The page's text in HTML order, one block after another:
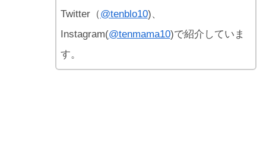
Twitter（@tenblo10)、
Instagram(@tenmama10)で紹介していま
す。